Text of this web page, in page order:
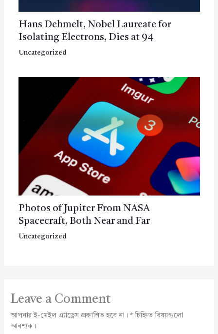
Hans Dehmelt, Nobel Laureate for
Isolating Electrons, Dies at 94
Uncategorized
Photos of Jupiter From NASA
Spacecraft, Both Near and Far
Uncategorized
Leave a Comment
আপনার ই-মেইল এ্যাড্রেস প্রকাশিত হবে না। *চিহ্নিত বিষয়গুলো
আবশ্যক।